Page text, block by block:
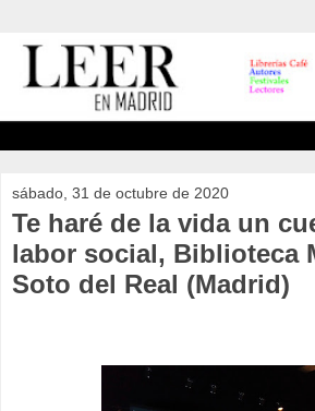
sábado, 31 de octubre de 2020
Te haré de la vida un
labor social, Biblioteca
Soto del Real (Madrid)